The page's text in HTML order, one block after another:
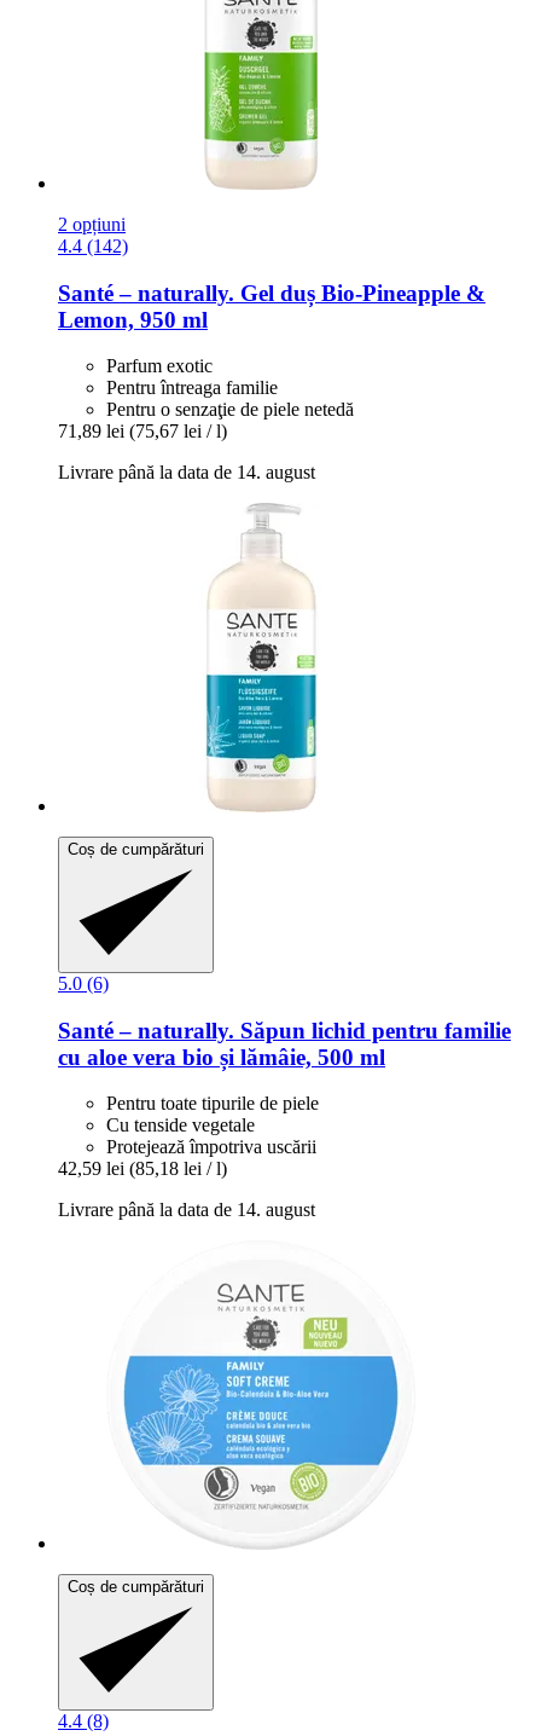
2 opțiuni
4.4 (142)
Santé – naturally. Gel duș Bio-​Pineapple &
Lemon, 950 ml
Parfum exotic
Pentru întreaga familie
Pentru o senzaţie de piele netedă
71,89 lei (75,67 lei / l)
Livrare până la data de 14. august
Coș de cumpărături
5.0 (6)
Santé – naturally. Săpun lichid pentru familie
cu aloe vera bio și lămâie, 500 ml
Pentru toate tipurile de piele
Cu tenside vegetale
Protejează împotriva uscării
42,59 lei (85,18 lei / l)
Livrare până la data de 14. august
Coș de cumpărături
4.4 (8)